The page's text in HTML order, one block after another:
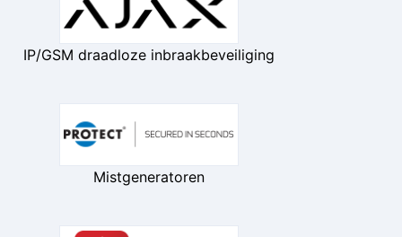
IP/GSM draadloze inbraakbeveiliging
Mistgeneratoren